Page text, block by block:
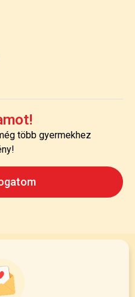
több gyermekhez